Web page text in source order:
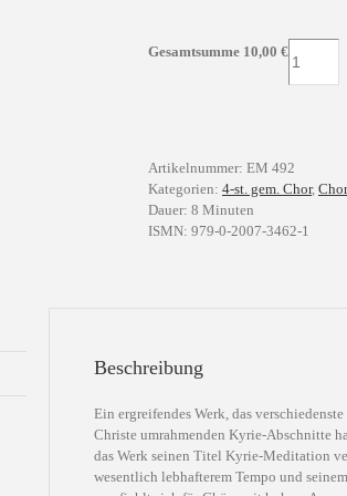
Gesamtsumme 10,00 €Kyrie-
für
mit
Artikelnummer: EM 492
Kategorien: 4-st. gem. Chor,
Dauer: 8 Minuten
ISMN: 979-0-2007-3462-1
Beschreibung
Ein ergreifendes Werk, das
Christe umrahmenden Kyrie-Abschnitte
das Werk seinen Titel Kyrie-Meditation
wesentlich lebhafterem Tempo und